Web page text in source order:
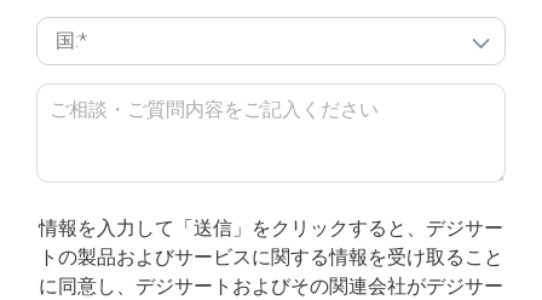
情報を入力して「送信」をクリックすると、デジサー
トの製品およびサービスに関する情報を受け取ること
に同意し、デジサートおよびその関連会社がデジサー